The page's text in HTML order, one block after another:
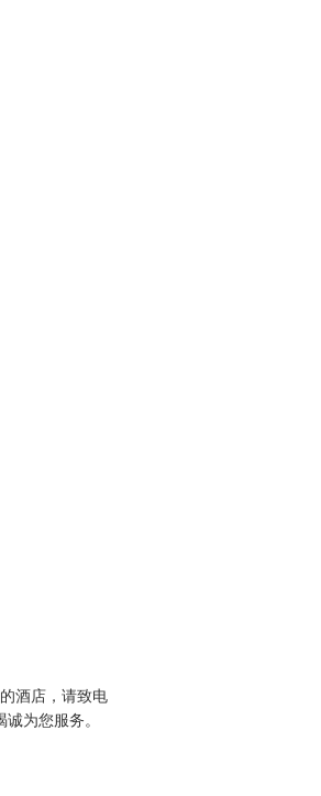
酒店，请致电
诚为您服务。